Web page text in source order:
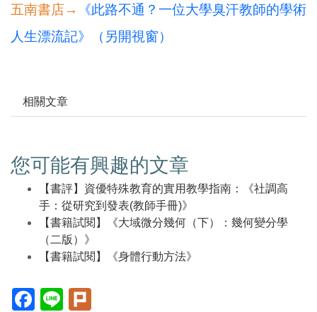
五南書店→
《此路不通？一位大學臭汗教師的學術
人生漂流記》（另開視窗）
相關文章
您可能有興趣的文章
【書評】資優特殊教育的實用教學指南：《社調高
手：從研究到發表(教師手冊)》
【書籍試閱】《大域微分幾何（下）：幾何變分學
（二版）》
【書籍試閱】《身體行動方法》
Facebook(另
開
Line(另
開